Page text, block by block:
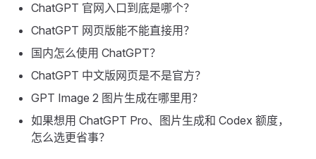
ChatGPT 官网入口到底是哪个？
ChatGPT 网页版能不能直接用？
国内怎么使用 ChatGPT？
ChatGPT 中文版网页是不是官方？
GPT Image 2 图片生成在哪里用？
如果想用 ChatGPT Pro、图片生成和 Codex 额度，
怎么选更省事？